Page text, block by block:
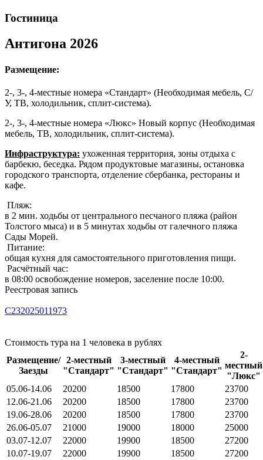
Гостиница
Антигона 2026
Размещение:
2-, 3-, 4-местные номера «Стандарт» (Необходимая мебель, С/
У, ТВ, холодильник, сплит-система).
2-, 3-, 4-местные номера «Люкс» Новый корпус (Необходимая
мебель, ТВ, холодильник, сплит-система).
Инфраструктура: ухоженная территория, зоны отдыха с
барбекю, беседка. Рядом продуктовые магазины, остановка
городского транспорта, отделение сбербанка, рестораны и
кафе.
Пляж:
в 2 мин. ходьбы от центрального песчаного пляжа (район
Толстого мыса) и в 5 минутах ходьбы от галечного пляжа
Сады Морей.
Питание:
общая кухня для самостоятельного приготовления пищи.
Расчётный час:
в 08:00 освобождение номеров, заселение после 10:00.
Реестровая запись
С232025011973
Стоимость тура на 1 человека в рублях
Размещение/
Заезды
2-местный
"Стандарт"
3-местный
"Стандарт"
4-местный
"Стандарт"
2-
местный
"Люкс"
05.06-14.06
20200 18500 17800
23700
12.06-21.06
20200 18500 17800
23700
19.06-28.06
20200 18500 17800
23700
26.06-05.07
21000 19000 18000
25000
03.07-12.07
22000 19900 18500
27200
10.07-19.07
22000 19900 18500
27200